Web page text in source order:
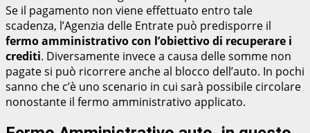
Se il pagamento non viene effettuato entro tale
scadenza, l’Agenzia delle Entrate può predisporre il
fermo amministrativo con l’obiettivo di recuperare i
crediti. Diversamente invece a causa delle somme non
pagate si può ricorrere anche al blocco dell’auto. In pochi
sanno che c’è uno scenario in cui sarà possibile circolare
nonostante il fermo amministrativo applicato.